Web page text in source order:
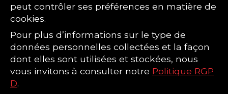
peut contrôler ses préférences en matière de
cookies.
Pour plus d’informations sur le type de
données personnelles collectées et la façon
dont elles sont utilisées et stockées, nous
vous invitons à consulter notre Politique RGP
D.